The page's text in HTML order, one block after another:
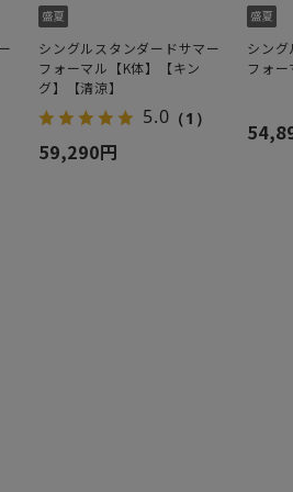
シングルスタンダードサマー
フォーマル【K体】【キン
グ】【清涼】
5.0 （1）
59,290円
シン
フォ